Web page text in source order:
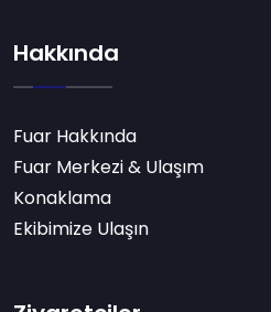
Hakkında
Fuar Hakkında
Fuar Merkezi & Ulaşım
Konaklama
Ekibimize Ulaşın